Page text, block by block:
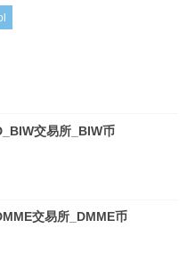
交易所_BIW币
交易所_DMME币